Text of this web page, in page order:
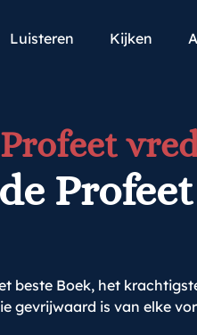
Luisteren Kijken
beste Boek, het
gevrijwaard is van elke